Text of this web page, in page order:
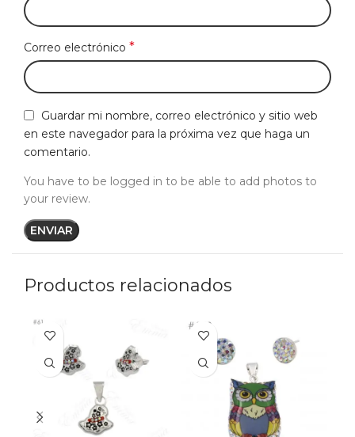
Correo electrónico *
Guardar mi nombre, correo electrónico y sitio web
en este navegador para la próxima vez que haga un
comentario.
You have to be logged in to be able to add photos to
your review.
Productos relacionados